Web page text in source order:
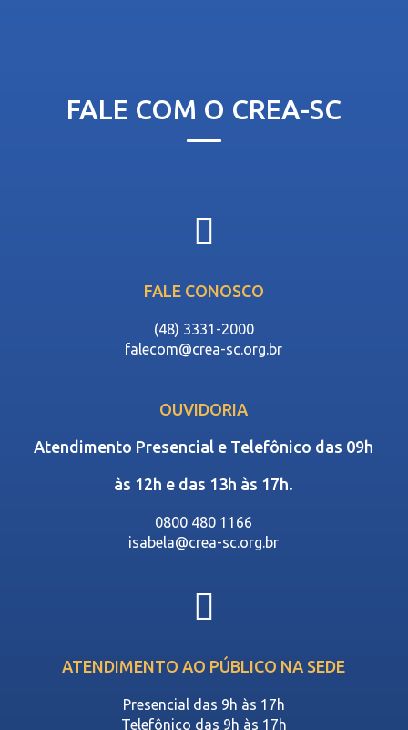
FALE COM O CREA-SC
FALE CONOSCO
(48) 3331-2000
falecom@crea-sc.org.br
OUVIDORIA
Atendimento Presencial e Telefônico das 09h
às 12h e das 13h às 17h.
0800 480 1166
isabela@crea-sc.org.br
ATENDIMENTO AO PÚBLICO NA SEDE
Presencial das 9h às 17h
Telefônico das 9h às 17h